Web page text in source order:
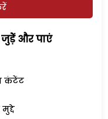
जुड़ेें और पाएं
कंटेंट